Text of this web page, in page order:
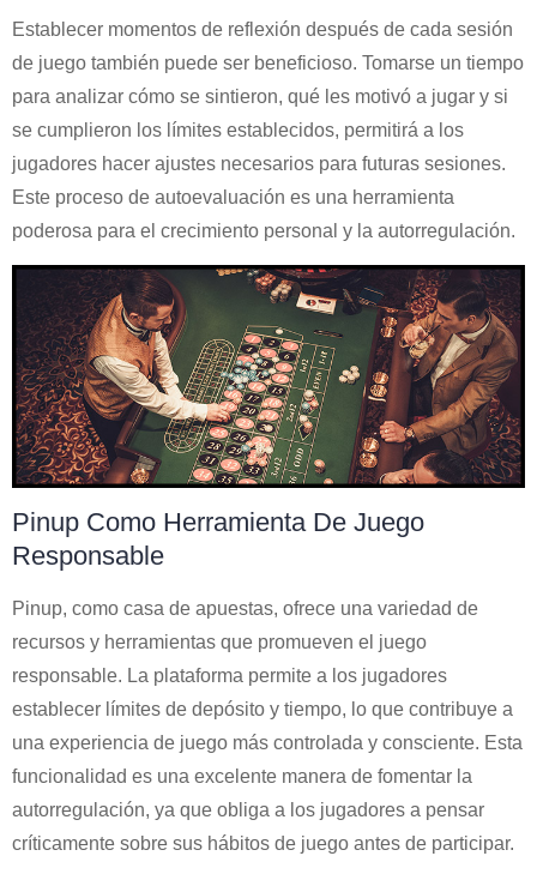
Establecer momentos de reflexión después de cada sesión
de juego también puede ser beneficioso. Tomarse un tiempo
para analizar cómo se sintieron, qué les motivó a jugar y si
se cumplieron los límites establecidos, permitirá a los
jugadores hacer ajustes necesarios para futuras sesiones.
Este proceso de autoevaluación es una herramienta
poderosa para el crecimiento personal y la autorregulación.
Pinup Como Herramienta De Juego
Responsable
Pinup, como casa de apuestas, ofrece una variedad de
recursos y herramientas que promueven el juego
responsable. La plataforma permite a los jugadores
establecer límites de depósito y tiempo, lo que contribuye a
una experiencia de juego más controlada y consciente. Esta
funcionalidad es una excelente manera de fomentar la
autorregulación, ya que obliga a los jugadores a pensar
críticamente sobre sus hábitos de juego antes de participar.